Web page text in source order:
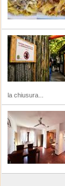
la chiusura...